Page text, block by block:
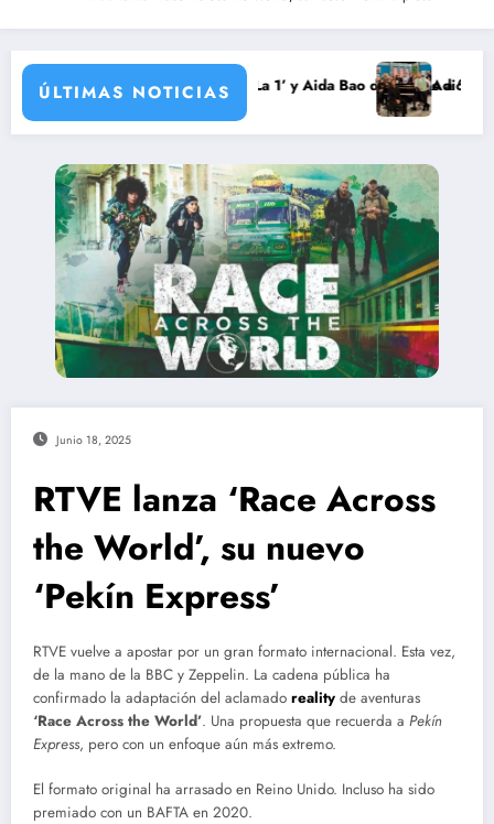
ÚLTIMAS NOTICIAS
a ‘La Hora de La 1’ y Aida Bao da el salto a ‘Mañaneros 360’
Adiós a ‘Cine de
Junio 18, 2025
RTVE lanza ‘Race Across
the World’, su nuevo
‘Pekín Express’
RTVE vuelve a apostar por un gran formato internacional. Esta vez,
de la mano de la BBC y Zeppelin. La cadena pública ha
confirmado la adaptación del aclamado reality de aventuras
‘Race Across the World’. Una propuesta que recuerda a Pekín
Express, pero con un enfoque aún más extremo.
El formato original ha arrasado en Reino Unido. Incluso ha sido
premiado con un BAFTA en 2020.